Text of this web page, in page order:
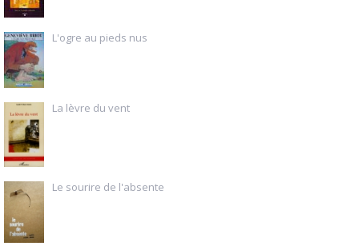
L'ogre au pieds nus
La lèvre du vent
Le sourire de l'absente